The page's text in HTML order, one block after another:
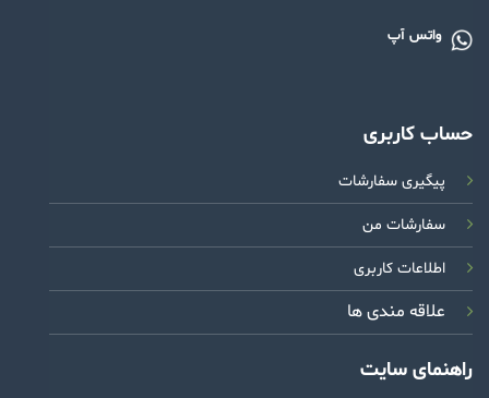
واتس آپ
حساب کاربری
پیگیری سفارشات
سفارشات من
اطلاعات کاربری
علاقه مندی ها
راهنمای سایت